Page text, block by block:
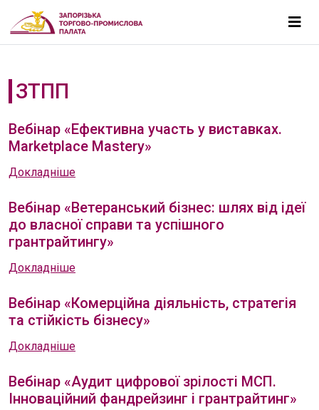
ЗТПП
Вебінар «Ефективна участь у виставках.
Marketplace Mastery»
Докладніше
Вебінар «Ветеранський бізнес: шлях від ідеї
до власної справи та успішного
грантрайтингу»
Докладніше
Вебінар «Комерційна діяльність, стратегія
та стійкість бізнесу»
Докладніше
Вебінар «Аудит цифрової зрілості МСП.
Інноваційний фандрейзинг і грантрайтинг»